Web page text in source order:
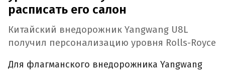
расписать его салон
Китайский внедорожник Yangwang U8L
получил персонализацию уровня Rolls-Royce
Для флагманского внедорожника Yangwang